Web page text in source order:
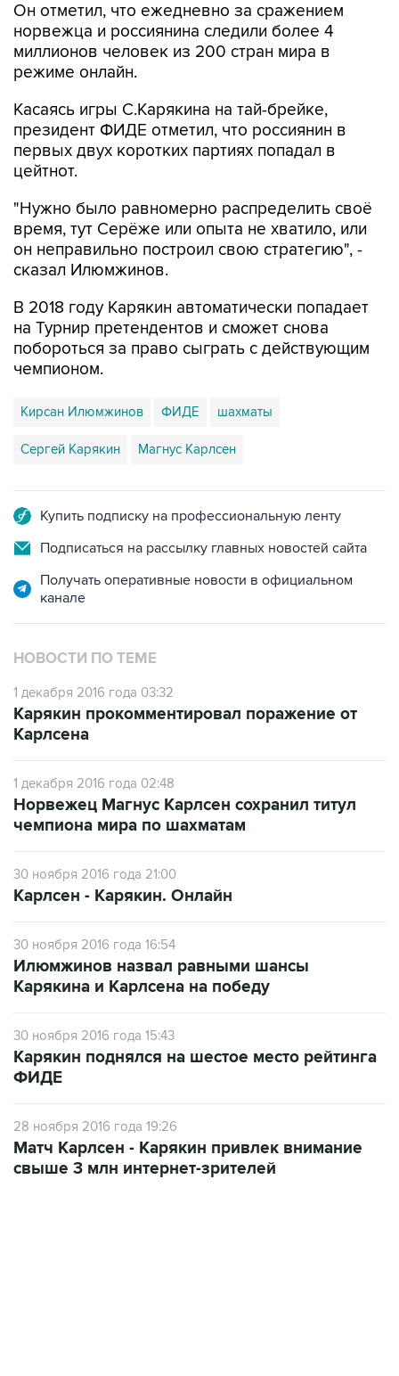
Он отметил, что ежедневно за сражением
норвежца и россиянина следили более 4
миллионов человек из 200 стран мира в
режиме онлайн.
Касаясь игры С.Карякина на тай-брейке,
президент ФИДЕ отметил, что россиянин в
первых двух коротких партиях попадал в
цейтнот.
"Нужно было равномерно распределить своё
время, тут Серёже или опыта не хватило, или
он неправильно построил свою стратегию", -
сказал Илюмжинов.
В 2018 году Карякин автоматически попадает
на Турнир претендентов и сможет снова
побороться за право сыграть с действующим
чемпионом.
Кирсан Илюмжинов ФИДЕ шахматы
Сергей Карякин Магнус Карлсен
Купить подписку на профессиональную ленту
Подписаться на рассылку главных новостей сайта
Получать оперативные новости в официальном
канале
НОВОСТИ ПО ТЕМЕ
1 декабря 2016 года 03:32
Карякин прокомментировал поражение от
Карлсена
1 декабря 2016 года 02:48
Норвежец Магнус Карлсен сохранил титул
чемпиона мира по шахматам
30 ноября 2016 года 21:00
Карлсен - Карякин. Онлайн
30 ноября 2016 года 16:54
Илюмжинов назвал равными шансы
Карякина и Карлсена на победу
30 ноября 2016 года 15:43
Карякин поднялся на шестое место рейтинга
ФИДЕ
28 ноября 2016 года 19:26
Матч Карлсен - Карякин привлек внимание
свыше 3 млн интернет-зрителей